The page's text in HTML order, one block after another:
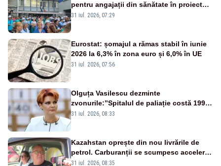
pentru angajații din sănătate în proiectul
Legii salarizării
31 iul. 2026, 07:29
Eurostat: șomajul a rămas stabil în iunie
2026 la 6,3% în zona euro și 6,0% în UE
31 iul. 2026, 07:56
Olguța Vasilescu dezminte
zvonurile:”Spitalul de paliație costă 199
de milioane de euro, nu 500 de milioane”
31 iul. 2026, 08:33
Kazahstan oprește din nou livrările de
petrol. Carburanții se scumpesc accelerat,
iar românii plătesc nota de plată
31 iul. 2026, 08:35